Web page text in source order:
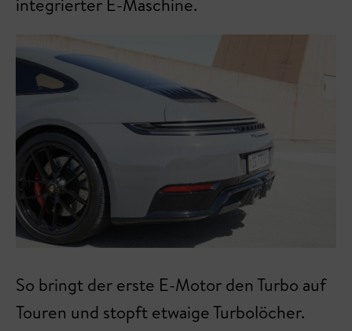
integrierter E-Maschine.
So bringt der erste E-Motor den Turbo auf
Touren und stopft etwaige Turbolöcher.